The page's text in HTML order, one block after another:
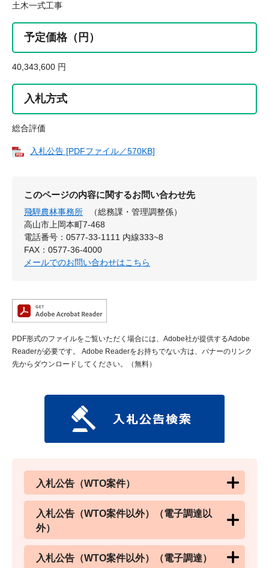
土木一式工事
予定価格（円）
40,343,600 円
入札方式
総合評価
入札公告 [PDFファイル／570KB]
このページの内容に関するお問い合わせ先
飛騨農林事務所
（総務課・管理調整係）
高山市上岡本町7-468
電話番号：0577-33-1111 内線333~8
FAX：0577-36-4000
メールでのお問い合わせはこちら
PDF形式のファイルをご覧いただく場合には、Adobe社が提供するAdobe
Readerが必要です。
Adobe Readerをお持ちでない方は、バナーのリンク
先からダウンロードしてください。（無料）
入札公告（WTO案件）
入札公告（WTO案件以外）（電子調達以
外）
入札公告（WTO案件以外）（電子調達）